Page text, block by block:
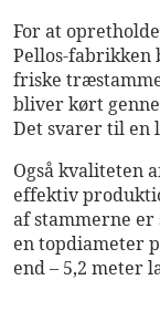
For at
Pellos-fabrikken
friske
bliver kørt
Det svarer til en
Også kvaliteten
effektiv
af stammerne
en topdiameter
end – 5,2 meter